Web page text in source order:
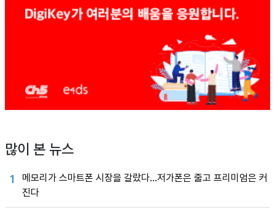
많이 본 뉴스
1
메모리가 스마트폰 시장을 갈랐다…저가폰은 줄고 프리미엄은 커
진다